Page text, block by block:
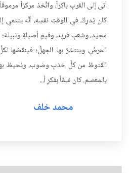
أتى إلى الغربِ باكِراً، واتَّخذ مركزاً مرموقاً
كان يُدرِكُ، في الوقتِ نفسِه، أنَّه ينتمي
مجيد، وشعبٍ فريد، وقيمٍ أصيلةٍ ونبيلة؛
المرضُ، وينتشرُ بها الجهلُ؛ فينقصُها
القنوطُ من كلِّ حَدَبٍ وصَوب، ويُحيطُ
بالمِعصم. كان مُلِمَّاً بفكرِ أ...
محمد خلف